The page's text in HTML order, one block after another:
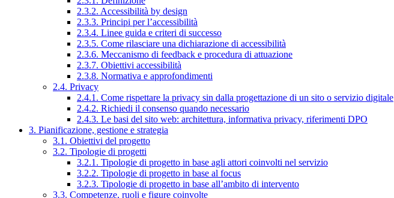
2.3.2. Accessibilità by design
2.3.3. Principi per l’accessibilità
2.3.4. Linee guida e criteri di successo
2.3.5. Come rilasciare una dichiarazione di accessibilità
2.3.6. Meccanismo di feedback e procedura di attuazione
2.3.7. Obiettivi accessibilità
2.3.8. Normativa e approfondimenti
2.4. Privacy
2.4.1. Come rispettare la privacy sin dalla progettazione di un sito o servizio digitale
2.4.2. Richiedi il consenso quando necessario
2.4.3. Le basi del sito web: architettura, informativa privacy, riferimenti DPO
3. Pianificazione, gestione e strategia
3.1. Obiettivi del progetto
3.2. Tipologie di progetti
3.2.1. Tipologie di progetto in base agli attori coinvolti nel servizio
3.2.2. Tipologie di progetto in base al focus
3.2.3. Tipologie di progetto in base all’ambito di intervento
3.3. Competenze, ruoli e figure coinvolte